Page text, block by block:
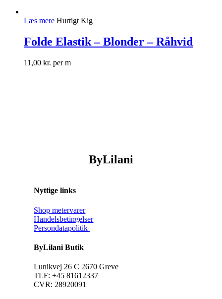
Læs mere Hurtigt Kig
Folde Elastik – Blonder – Råhvid
11,00 kr. per m
ByLilani
Nyttige links
Shop metervarer
Handelsbetingelser
Persondatapolitik
ByLilani Butik
Lunikvej 26 C 2670 Greve
TLF: +45 81612337
CVR: 28920091